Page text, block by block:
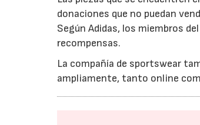
donaciones que no puedan
Según Adidas, los miembros
recompensas.
La compañía de sportswear
ampliamente, tanto online